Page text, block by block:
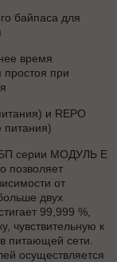
байпаса для
время
при
и REPO
питания)
серии МОДУЛЬ Е
позволяет
от
двух
99,999 %,
чувствительную к
питающей сети.
осуществляется